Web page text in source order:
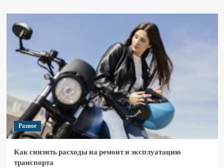
Разное
Как снизить расходы на ремонт и эксплуатацию
транспорта